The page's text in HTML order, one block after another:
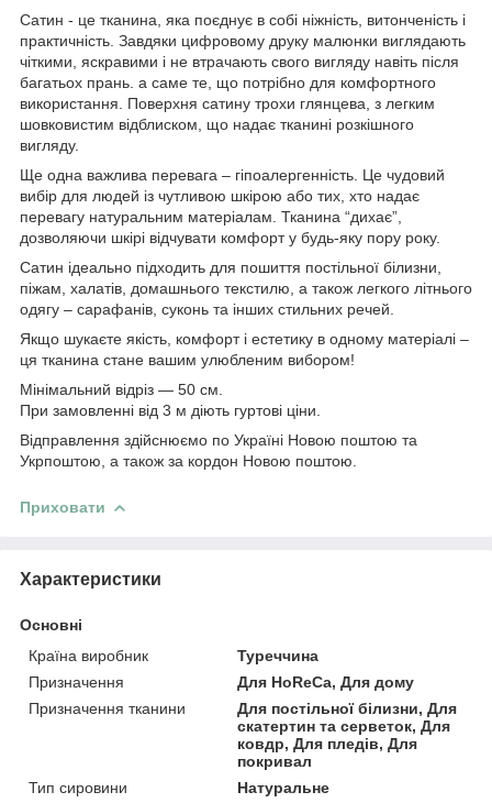
Сатин - це тканина, яка поєднує в собі ніжність, витонченість і
практичність. Завдяки цифровому друку малюнки виглядають
чіткими, яскравими і не втрачають свого вигляду навіть після
багатьох прань. а саме те, що потрібно для комфортного
використання. Поверхня сатину трохи глянцева, з легким
шовковистим відблиском, що надає тканині розкішного
вигляду.
Ще одна важлива перевага – гіпоалергенність. Це чудовий
вибір для людей із чутливою шкірою або тих, хто надає
перевагу натуральним матеріалам. Тканина “дихає”,
дозволяючи шкірі відчувати комфорт у будь-яку пору року.
Сатин ідеально підходить для пошиття постільної білизни,
піжам, халатів, домашнього текстилю, а також легкого літнього
одягу – сарафанів, суконь та інших стильних речей.
Якщо шукаєте якість, комфорт і естетику в одному матеріалі –
ця тканина стане вашим улюбленим вибором!
Мінімальний відріз — 50 см.
При замовленні від 3 м діють гуртові ціни.
Відправлення здійснюємо по Україні Новою поштою та
Укрпоштою, а також за кордон Новою поштою.
Приховати
Характеристики
Основні
Країна виробник
Туреччина
Призначення
Для HoReCa, Для дому
Призначення тканини
Для постільної білизни, Для
скатертин та серветок, Для
ковдр, Для пледів, Для
покривал
Тип сировини
Натуральне